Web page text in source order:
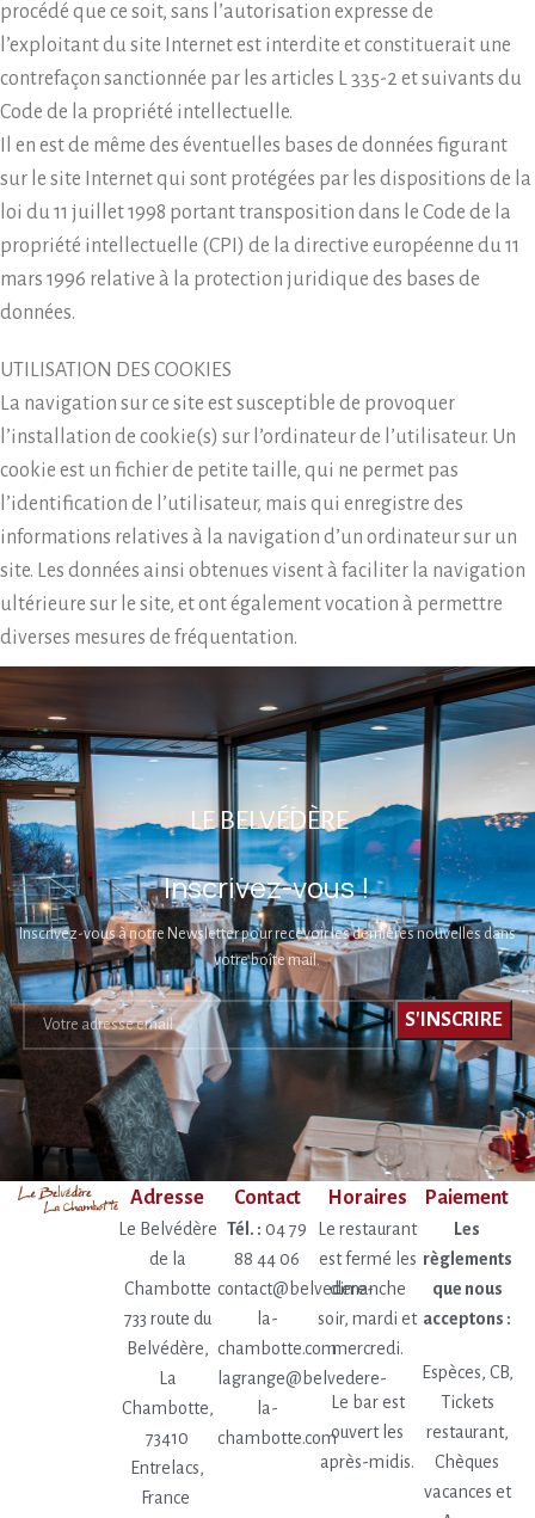
procédé que ce soit, sans l’autorisation expresse de
l’exploitant du site Internet est interdite et constituerait une
contrefaçon sanctionnée par les articles L 335-2 et suivants du
Code de la propriété intellectuelle.
Il en est de même des éventuelles bases de données figurant
sur le site Internet qui sont protégées par les dispositions de la
loi du 11 juillet 1998 portant transposition dans le Code de la
propriété intellectuelle (CPI) de la directive européenne du 11
mars 1996 relative à la protection juridique des bases de
données.
UTILISATION DES COOKIES
La navigation sur ce site est susceptible de provoquer
l’installation de cookie(s) sur l’ordinateur de l’utilisateur. Un
cookie est un fichier de petite taille, qui ne permet pas
l’identification de l’utilisateur, mais qui enregistre des
informations relatives à la navigation d’un ordinateur sur un
site. Les données ainsi obtenues visent à faciliter la navigation
ultérieure sur le site, et ont également vocation à permettre
diverses mesures de fréquentation.
LE BELVÉDÈRE
Inscrivez-vous !
Inscrivez-vous à notre Newsletter pour recevoir les dernières nouvelles dans
votre boîte mail.
Adresse
Le Belvédère
de la
Chambotte
733 route du
Belvédère,
La
Chambotte,
73410
Entrelacs,
France
Contact
Tél. : 04 79
88 44 06
contact@belvedere-
la-
chambotte.com
lagrange@belvedere-
la-
chambotte.com
Horaires
Le restaurant
est fermé les
dimanche
soir, mardi et
mercredi.
Le bar est
ouvert les
après-midis.
Paiement
Les
règlements
que nous
acceptons :
Espèces, CB,
Tickets
restaurant,
Chèques
vacances et